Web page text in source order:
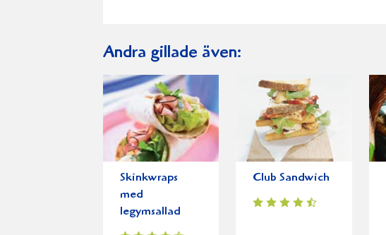
Andra gillade även:
Skinkwraps
med
legymsallad
Club Sandwich